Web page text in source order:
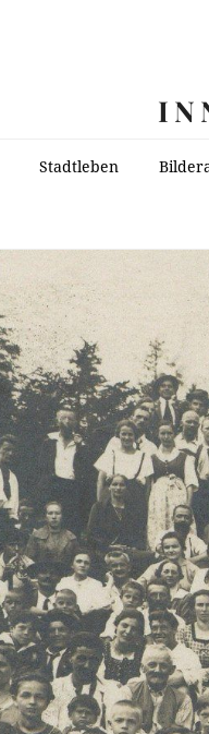
Stadtleben